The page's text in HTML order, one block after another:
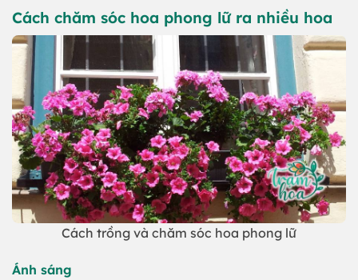
Cách chăm sóc hoa phong lữ ra nhiều hoa
Cách trồng và chăm sóc hoa phong lữ
Ánh sáng